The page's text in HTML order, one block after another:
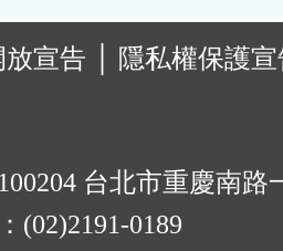
宣告
隱私權保護
台北市重慶南路
0189